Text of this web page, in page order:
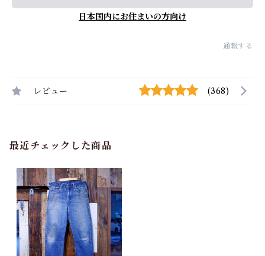
日本国内にお住まいの方向け
通報する
レビュー (368)
最近チェックした商品